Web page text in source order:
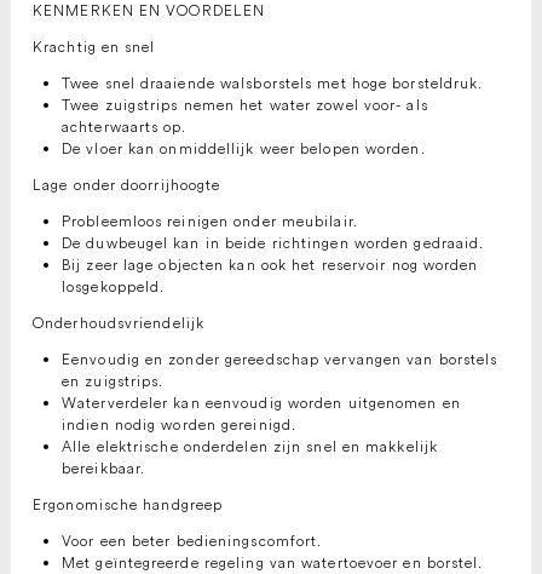
KENMERKEN EN VOORDELEN
Krachtig en snel
Twee snel draaiende walsborstels met hoge borsteldruk.
Twee zuigstrips nemen het water zowel voor- als
achterwaarts op.
De vloer kan onmiddellijk weer belopen worden.
Lage onder doorrijhoogte
Probleemloos reinigen onder meubilair.
De duwbeugel kan in beide richtingen worden gedraaid.
Bij zeer lage objecten kan ook het reservoir nog worden
losgekoppeld.
Onderhoudsvriendelijk
Eenvoudig en zonder gereedschap vervangen van borstels
en zuigstrips.
Waterverdeler kan eenvoudig worden uitgenomen en
indien nodig worden gereinigd.
Alle elektrische onderdelen zijn snel en makkelijk
bereikbaar.
Ergonomische handgreep
Voor een beter bedieningscomfort.
Met geïntegreerde regeling van watertoevoer en borstel.